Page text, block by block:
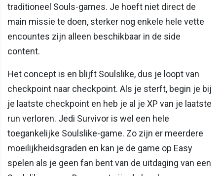
traditioneel Souls-games. Je hoeft niet direct de
main missie te doen, sterker nog enkele hele vette
encountes zijn alleen beschikbaar in de side
content.
Het concept is en blijft Soulslike, dus je loopt van
checkpoint naar checkpoint. Als je sterft, begin je bij
je laatste checkpoint en heb je al je XP van je laatste
run verloren. Jedi Survivor is wel een hele
toegankelijke Soulslike-game. Zo zijn er meerdere
moeilijkheidsgraden en kan je de game op Easy
spelen als je geen fan bent van de uitdaging van een